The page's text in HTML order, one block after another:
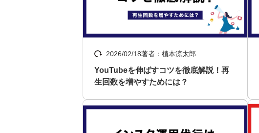
代表メ
取締役
業務委
認定パ
動画デ
営業
2026/02/18著者：植本涼太郎
YouTubeを伸ばすコツを徹底解説！再
生回数を増やすためには？